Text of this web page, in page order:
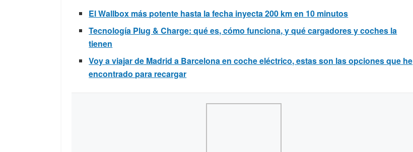
El Wallbox más potente hasta la fecha inyecta 200 km en 10 minutos
Tecnología Plug & Charge: qué es, cómo funciona, y qué cargadores y coches la
tienen
Voy a viajar de Madrid a Barcelona en coche eléctrico, estas son las opciones que he
encontrado para recargar